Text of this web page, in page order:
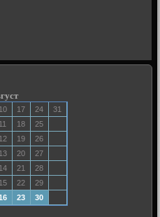
10 17 24
31
11 18
25
12 19
26
13 20
27
14 21
28
15 22
29
23 30